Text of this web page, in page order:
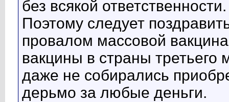
без всякой ответственности.
Поэтому следует
провалом массовой
вакцины в страны
даже не собирались
дерьмо за любые деньги.